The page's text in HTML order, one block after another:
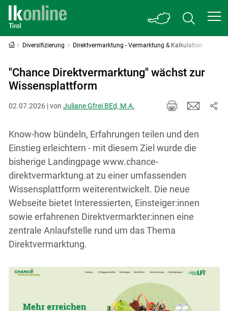
Diversifizierung Direktvermarktung - Vermarktung & Kalkulation
"Chance Direktvermarktung" wächst zur
Wissensplattform
02.07.2026 | von Juliane Gfrei BEd, M.A.
Know-how bündeln, Erfahrungen teilen und den
Einstieg erleichtern - mit diesem Ziel wurde die
bisherige Landingpage www.chance-
direktvermarktung.at zu einer umfassenden
Wissensplattform weiterentwickelt. Die neue
Webseite bietet Interessierten, Einsteiger:innen
sowie erfahrenen Direktvermarkter:innen eine
zentrale Anlaufstelle rund um das Thema
Direktvermarktung.